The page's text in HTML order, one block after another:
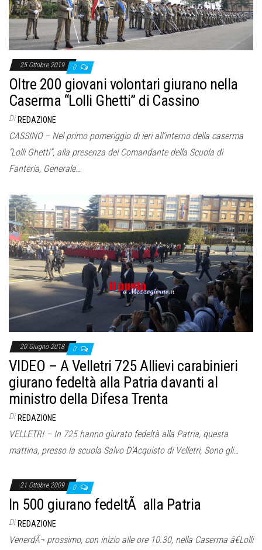
25 Ottobre 2019 0
Oltre 200 giovani volontari giurano nella
Caserma “Lolli Ghetti” di Cassino
Di REDAZIONE
CASSINO – Nel primo pomeriggio di ieri all’interno della caserma
“Lolli Ghetti”, alla presenza del Comandante della Scuola di
Fanteria, Generale…
20 Giugno 2018 0
VIDEO – A Velletri 725 Allievi carabinieri
giurano fedeltà alla Patria davanti al
ministro della Difesa Trenta
Di REDAZIONE
VELLETRI – In 725 hanno giurato fedeltà alla Patria, questa
mattina, presso la scuola Salvo D’Acquisto di Velletri, Sono gli…
21 Ottobre 2009 0
In 500 giurano fedeltÃ alla Patria
Di REDAZIONE
VenerdÃ¬ prossimo, con inizio alle ore 10.30, nella Caserma â€Lolli